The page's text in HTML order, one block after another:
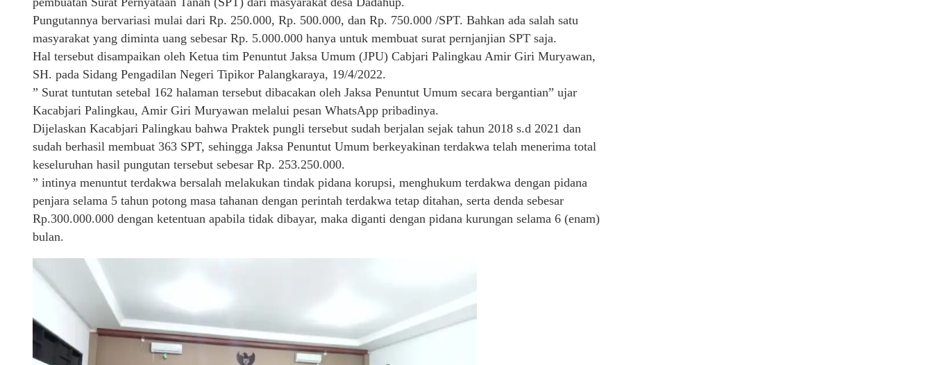
Pungutannya bervariasi mulai dari Rp. 250.000, Rp. 500.000, dan Rp. 750.000 /SPT. Bahkan ada salah satu
masyarakat yang diminta uang sebesar Rp. 5.000.000 hanya untuk membuat surat pernjanjian SPT saja.
Hal tersebut disampaikan oleh Ketua tim Penuntut Jaksa Umum (JPU) Cabjari Palingkau Amir Giri Muryawan,
SH. pada Sidang Pengadilan Negeri Tipikor Palangkaraya, 19/4/2022.
” Surat tuntutan setebal 162 halaman tersebut dibacakan oleh Jaksa Penuntut Umum secara bergantian” ujar
Kacabjari Palingkau, Amir Giri Muryawan melalui pesan WhatsApp pribadinya.
Dijelaskan Kacabjari Palingkau bahwa Praktek pungli tersebut sudah berjalan sejak tahun 2018 s.d 2021 dan
sudah berhasil membuat 363 SPT, sehingga Jaksa Penuntut Umum berkeyakinan terdakwa telah menerima total
keseluruhan hasil pungutan tersebut sebesar Rp. 253.250.000.
” intinya menuntut terdakwa bersalah melakukan tindak pidana korupsi, menghukum terdakwa dengan pidana
penjara selama 5 tahun potong masa tahanan dengan perintah terdakwa tetap ditahan, serta denda sebesar
Rp.300.000.000 dengan ketentuan apabila tidak dibayar, maka diganti dengan pidana kurungan selama 6 (enam)
bulan.